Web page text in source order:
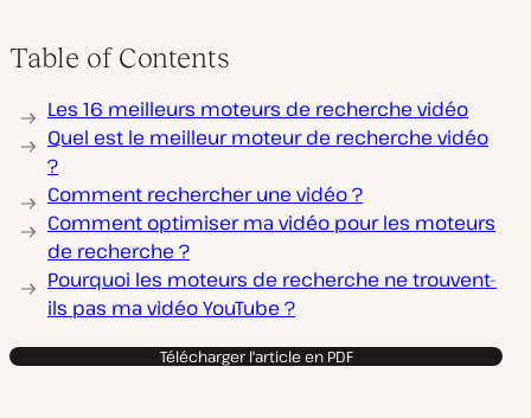
Table of Contents
Les 16 meilleurs moteurs de recherche vidéo
Quel est le meilleur moteur de recherche vidéo
?
Comment rechercher une vidéo ?
Comment optimiser ma vidéo pour les moteurs
de recherche ?
Pourquoi les moteurs de recherche ne trouvent-
ils pas ma vidéo YouTube ?
Télécharger l'article en PDF